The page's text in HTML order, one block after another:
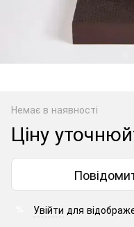
Немає в наявності
Ціну
Увійти для